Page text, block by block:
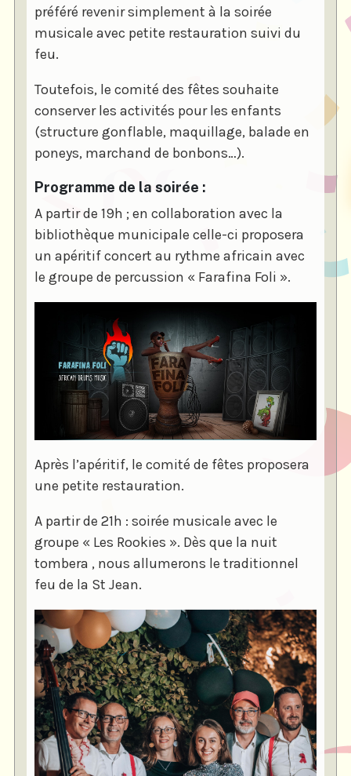
préféré revenir simplement à la soirée
musicale avec petite restauration suivi du
feu.
Toutefois, le comité des fêtes souhaite
conserver les activités pour les enfants
(structure gonflable, maquillage, balade en
poneys, marchand de bonbons…).
Programme de la soirée :
A partir de 19h ; en collaboration avec la
bibliothèque municipale celle-ci proposera
un apéritif concert au rythme africain avec
le groupe de percussion « Farafina Foli ».
Après l’apéritif, le comité de fêtes proposera
une petite restauration.
A partir de 21h : soirée musicale avec le
groupe « Les Rookies ». Dès que la nuit
tombera , nous allumerons le traditionnel
feu de la St Jean.